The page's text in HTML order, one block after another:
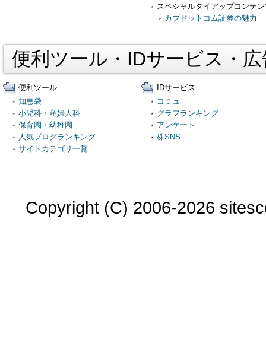
スペシャルタイアップコンテ
カブドットコム証券の魅力
便利ツール・IDサービス・
便利ツール
知恵袋
小児科・産婦人科
保育園・幼稚園
人気ブログランキング
サイトカテゴリ一覧
IDサービス
コミュ
グラフランキング
アンケート
株SNS
Copyright (C) 2006-2026